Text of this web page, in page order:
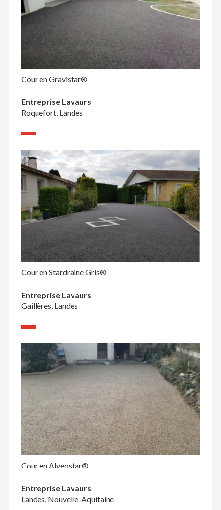
Cour en Gravistar®
Entreprise Lavaurs
Roquefort, Landes
Cour en Stardraine Gris®
Entreprise Lavaurs
Gaillères, Landes
Cour en Alveostar®
Entreprise Lavaurs
Landes, Nouvelle-Aquitaine